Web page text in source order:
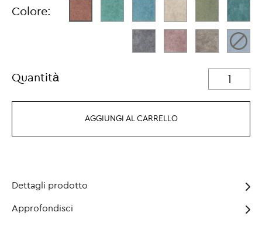
Colore:
Quantità
AGGIUNGI AL CARRELLO
Dettagli prodotto
Approfondisci